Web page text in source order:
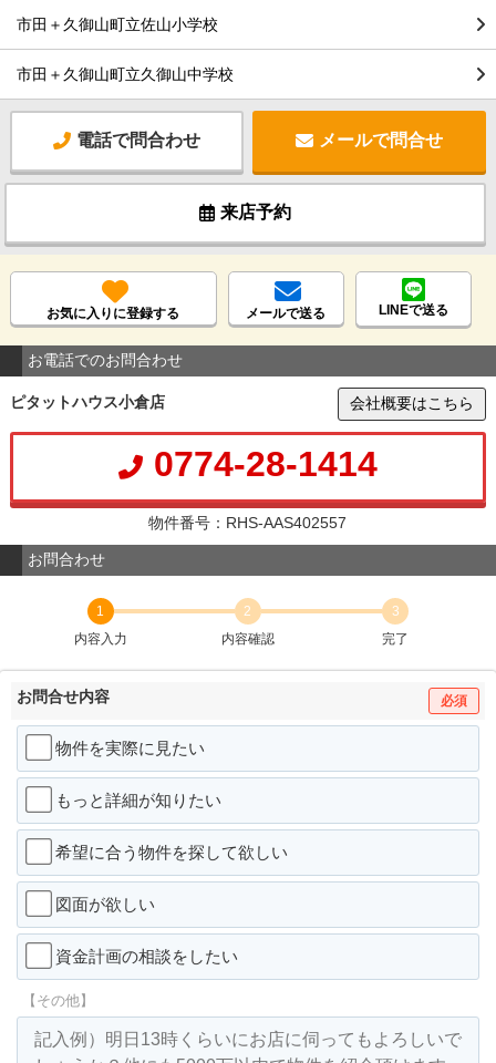
市田＋久御山町立佐山小学校
市田＋久御山町立久御山中学校
電話で問合わせ メールで問合せ
来店予約
お気に入りに登録する メールで送る LINEで送る
お電話でのお問合わせ
ピタットハウス小倉店 会社概要はこちら
0774-28-1414
物件番号：RHS-AAS402557
お問合わせ
1
内容入力
2
内容確認
3
完了
お問合せ内容 必須
物件を実際に見たい
もっと詳細が知りたい
希望に合う物件を探して欲しい
図面が欲しい
資金計画の相談をしたい
【その他】